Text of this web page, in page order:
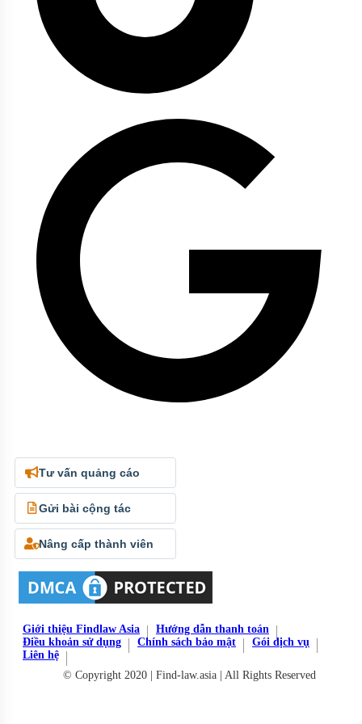
Tư vấn quảng cáo
Gửi bài cộng tác
Nâng cấp thành viên
Giới thiệu Findlaw Asia
Hướng dẫn thanh toán
Điều khoản sử dụng
Chính sách bảo mật
Gói dịch vụ
Liên hệ
© Copyright 2020 | Find-law.asia | All Rights Reserved